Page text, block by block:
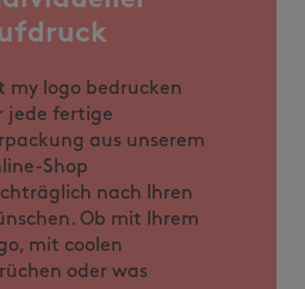
my logo bedrucken
jede fertige
aus unserem
Shop
nach Ihren
Ob mit Ihrem
mit coolen
oder was